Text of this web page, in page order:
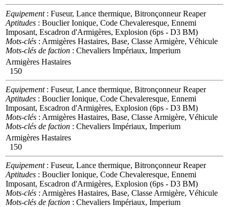
Equipement: Fuseur, Lance thermique, Bitronçonneur Reaper
Aptitudes : Bouclier Ionique, Code Chevaleresque, Ennemi
Imposant, Escadron d'Armigères, Explosion (6ps - D3 BM)
Mots-clés : Armigères Hastaires, Base, Classe Armigère, Véhicule
Mots-clés de faction : Chevaliers Impériaux, Imperium
Armigères Hastaires
150
Equipement: Fuseur, Lance thermique, Bitronçonneur Reaper
Aptitudes : Bouclier Ionique, Code Chevaleresque, Ennemi
Imposant, Escadron d'Armigères, Explosion (6ps - D3 BM)
Mots-clés : Armigères Hastaires, Base, Classe Armigère, Véhicule
Mots-clés de faction : Chevaliers Impériaux, Imperium
Armigères Hastaires
150
Equipement: Fuseur, Lance thermique, Bitronçonneur Reaper
Aptitudes : Bouclier Ionique, Code Chevaleresque, Ennemi
Imposant, Escadron d'Armigères, Explosion (6ps - D3 BM)
Mots-clés : Armigères Hastaires, Base, Classe Armigère, Véhicule
Mots-clés de faction : Chevaliers Impériaux, Imperium